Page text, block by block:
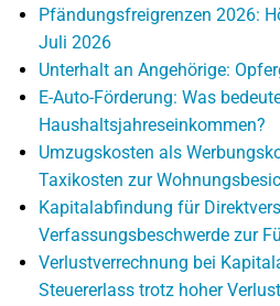
Pfändungsfreigrenzen 2026:
Juli 2026
Unterhalt an Angehörige:
E-Auto-Förderung: Was
Haushaltsjahreseinkommen?
Umzugskosten als
Taxikosten zur
Kapitalabfindung für
Verfassungsbeschwerde zur
Verlustverrechnung bei
Steuererlass trotz hoher